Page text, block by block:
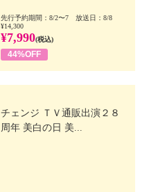
先行予約期間：8/2〜7 放送日：8/8
¥14,300
¥7,990(税込)
44%OFF
チェンジ ＴＶ通販出演２８
周年 美白の日 美...